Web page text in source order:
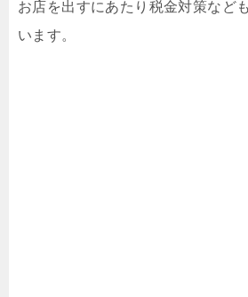
お店を出すにあたり税金対策など
います。